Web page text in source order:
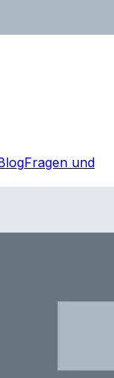
Fragen und